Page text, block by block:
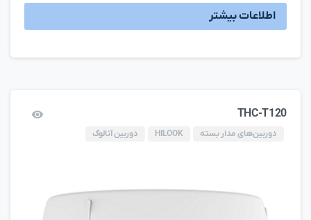
اطلاعات بیشتر
THC-T120
دوربین‌های مدار بسته HILOOK دوربین آنالوگ